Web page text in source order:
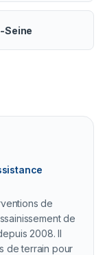
Seine
de
de
2008. Il
de terrain pour